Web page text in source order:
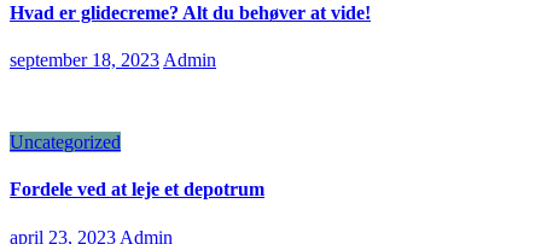
Hvad er glidecreme? Alt du behøver at vide!
september 18, 2023 Admin
Uncategorized
Fordele ved at leje et depotrum
april 23, 2023 Admin